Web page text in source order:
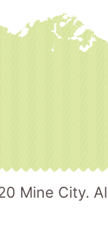
Mine City.